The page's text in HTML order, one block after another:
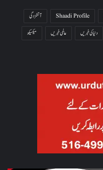
Shaadi Profile
آتشزدگی
دنیا کی خبریں عالمی خبریں
میکسیکو